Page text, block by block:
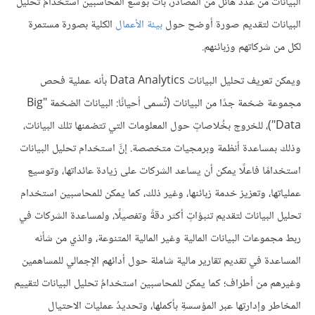
البيانات لتقديم صورة أوضح حولبيئة الأعمال الكلية بصورة مستمرة
لكل من شركاتهم وزبائنهم.
ويمكن تعريف تحليل البيانات Data Analytics بأنه عملية فحص
مجموعة ضخمة جدًا من البيانات (تُسمى أحيانًا: البيانات الضخمة "Big
Data")، للخروج بخُلاصاتٍ حول المعلومات التي تتضمنها تلك البيانات،
وذلك بمساعدة أنظمة وبرمجيات متخصصة. إنَّ استخدام تحليل البيانات
استخدامًا فاعلًا يمكن أن يساعد الشركات على زيادة عائداتها، وتوسيع
عملياتها، وتعزيز خدمة زبائنها، وغير ذلك، كما يمكن للمحاسبين استخدام
تحليل البيانات لتقديم تنبؤاتٍ أكثر دقةً وتفصيلًا، ولمساعدة الشركات في
ربط مجموعات البيانات المالية وغير المالية المتنوعة، والذي من شأنه
المساعدة في تقديم تقارير مالية شاملة حول أدائهم الإجمالي للمساهمين
وغيرهم من أطراف؛ كما يمكن للمحاسبين استخدامُ تحليل البيانات لتقييم
المخاطر وإدارتها عبر المؤسسةِ بأكملها، وتحديدُ عمليات الاحتيال